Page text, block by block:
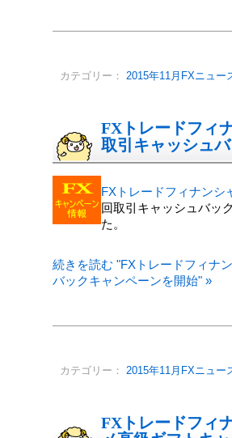
カテゴリー： 2015年11月FXニュー
FXトレードフィ
取引キャッシュ
FXトレードフィナンシ
回取引キャッシュバッ
た。
続きを読む "FXトレードフィナ
バックキャンペーンを開始" »
カテゴリー： 2015年11月FXニュー
FXトレードフィ